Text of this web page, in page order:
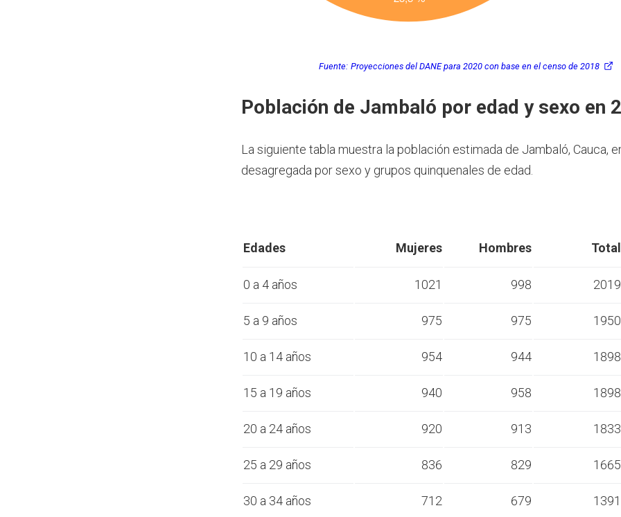
Fuente: Proyecciones del DANE para 2020 con base en el censo de 2018
Población de Jambaló por edad y sexo en
La siguiente tabla muestra la población estimada de Jambaló, Cauca,
desagregada por sexo y grupos quinquenales de edad.
Edades Mujeres Hombres Total
0 a 4 años 1021 998 2019
5 a 9 años 975 975 1950
10 a 14 años 954 944 1898
15 a 19 años 940 958 1898
20 a 24 años 920 913 1833
25 a 29 años 836 829 1665
30 a 34 años 712 679 1391